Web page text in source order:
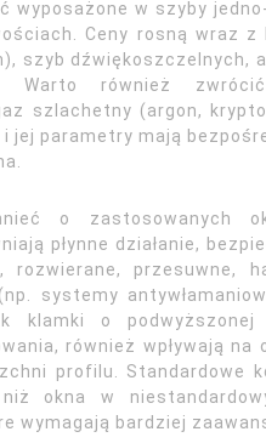
wyposażone w szyby
Ceny rosną wraz
szyb dźwiękoszczelnych,
Warto również
szlachetny (argon,
i jej parametry mają
o zastosowanych
płynne działanie,
rozwierane, przesuwne,
systemy
klamki o
również wpływają
profilu. Standardowe
okna w
wymagają bardziej